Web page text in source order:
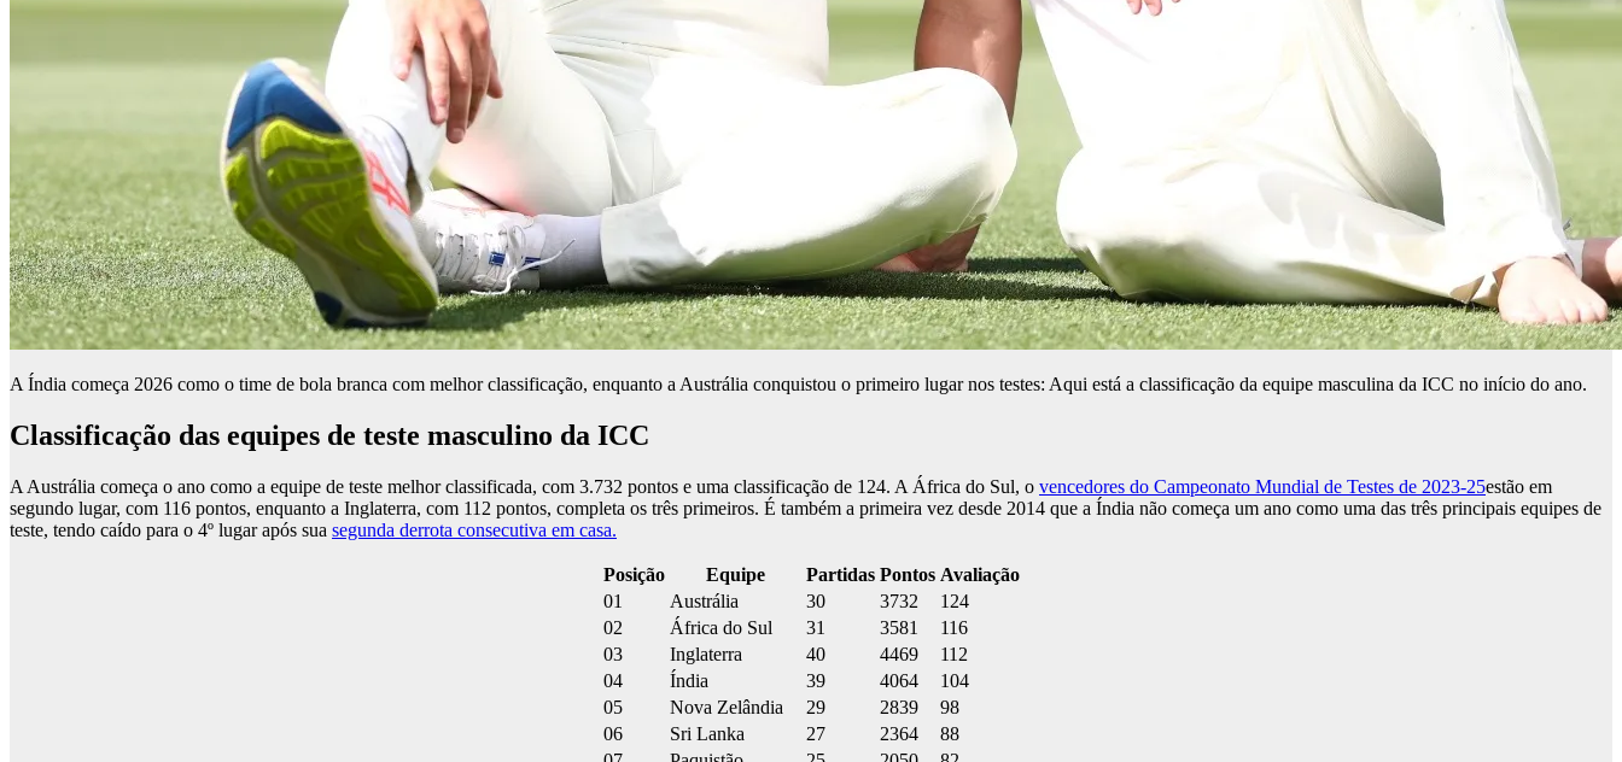
A Índia começa 2026 como o time de bola branca com melhor classificação, enquanto a Austrália conquistou o primeiro lugar nos testes: Aqui está a classificação da equipe masculina da ICC no início do ano.
Classificação das equipes de teste masculino da ICC
A Austrália começa o ano como a equipe de teste melhor classificada, com 3.732 pontos e uma classificação de 124. A África do Sul, o vencedores do Campeonato Mundial de Testes de 2023-25estão em
segundo lugar, com 116 pontos, enquanto a Inglaterra, com 112 pontos, completa os três primeiros. É também a primeira vez desde 2014 que a Índia não começa um ano como uma das três principais equipes de
teste, tendo caído para o 4º lugar após sua segunda derrota consecutiva em casa.
Posição Equipe Partidas Pontos Avaliação
01
Austrália 30 3732
124
02
África do Sul 31 3581
116
03
Inglaterra 40 4469
112
04
Índia 39 4064
104
05
Nova Zelândia 29 2839
98
06
Sri Lanka 27 2364
88